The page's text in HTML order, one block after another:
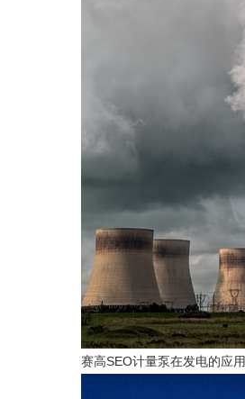
赛高SEO计量泵在发电的应用